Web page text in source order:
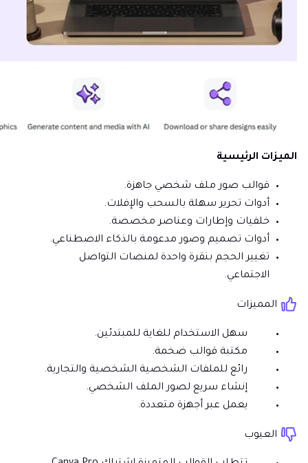
الميزات الرئيسية
قوالب صور ملف شخصي جاهزة.
أدوات تحرير سهلة بالسحب والإفلات.
خلفيات وإطارات وعناصر مخصصة.
أدوات تصميم وصور مدعومة بالذكاء الاصطناعي.
تغيير الحجم بنقرة واحدة لمنصات التواصل
الاجتماعي.
المميزات
سهل الاستخدام للغاية للمبتدئين.
مكتبة قوالب ضخمة.
رائع للملفات الشخصية الشخصية والتجارية.
إنشاء سريع لصور الملف الشخصي.
يعمل عبر أجهزة متعددة.
العيوب